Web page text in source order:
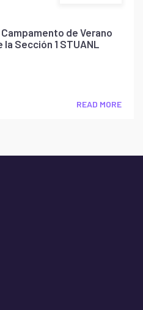
de Verano
la Sección 1 STUANL
READ MORE